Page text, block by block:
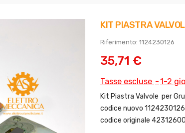
KIT PIASTRA
Riferimento: 1124230126
35,71 €
Tasse escluse 1-2
Kit Piastra Valvole per
codice nuovo 1124230126
codice originale